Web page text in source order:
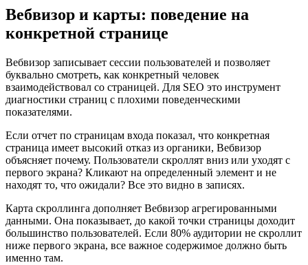
Вебвизор и карты: поведение на
конкретной странице
Вебвизор записывает сессии пользователей и позволяет
буквально смотреть, как конкретный человек
взаимодействовал со страницей. Для SEO это инструмент
диагностики страниц с плохими поведенческими
показателями.
Если отчет по страницам входа показал, что конкретная
страница имеет высокий отказ из органики, Вебвизор
объясняет почему. Пользователи скроллят вниз или уходят с
первого экрана? Кликают на определенный элемент и не
находят то, что ожидали? Все это видно в записях.
Карта скроллинга дополняет Вебвизор агрегированными
данными. Она показывает, до какой точки страницы доходит
большинство пользователей. Если 80% аудитории не скроллит
ниже первого экрана, все важное содержимое должно быть
именно там.